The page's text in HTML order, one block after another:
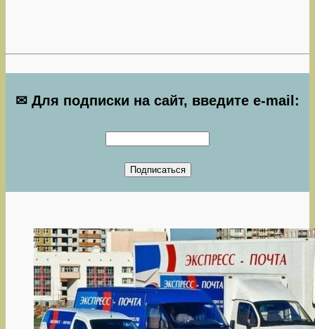
✉ Для подписки на сайт, введите e-mail: